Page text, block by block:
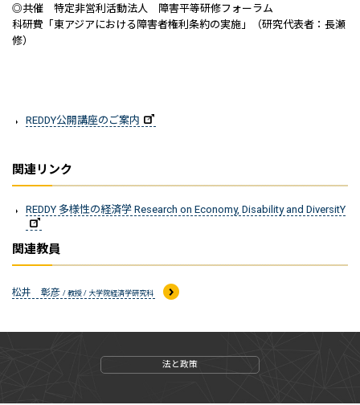
◎共催 特定非営利活動法人 障害平等研修フォーラム
科研費「東アジアにおける障害者権利条約の実施」（研究代表者：長瀬
修）
REDDY公開講座のご案内
関連リンク
REDDY 多様性の経済学 Research on Economy, Disability and DiversitY
関連教員
松井 彰彦 / 教授 / 大学院経済学研究科
法と政策